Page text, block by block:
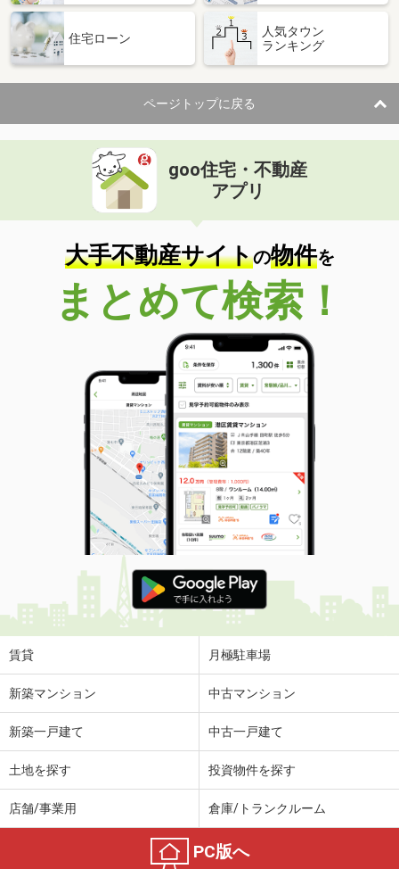
住宅ローン
人気タウン
ランキング
ページトップに戻る
goo住宅・不動産
アプリ
大手不動産サイトの物件を
まとめて検索！
賃貸 月極駐車場
新築マンション 中古マンション
新築一戸建て 中古一戸建て
土地を探す 投資物件を探す
店舗/事業用 倉庫/トランクルーム
PC版へ